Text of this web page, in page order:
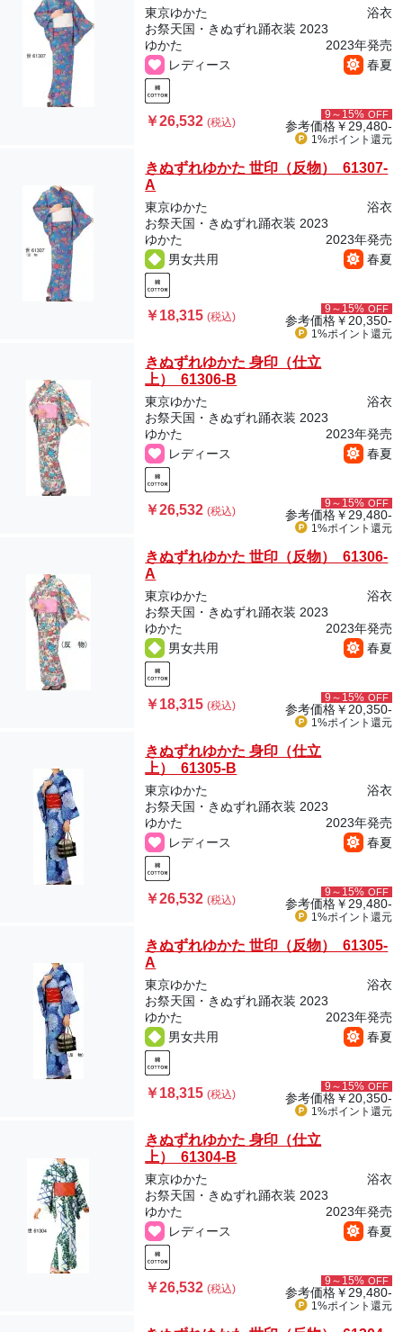
東京ゆかた
浴衣
お祭天国・きぬずれ踊衣装 2023
ゆかた
2023年発売
レディース
春夏
￥26,532(税込)
9～15% OFF
参考価格￥29,480-
1%ポイント 還元
きぬずれゆかた 世印（反物） 61307-
A
東京ゆかた
浴衣
お祭天国・きぬずれ踊衣装 2023
ゆかた
2023年発売
男女共用
春夏
￥18,315(税込)
9～15% OFF
参考価格￥20,350-
1%ポイント 還元
きぬずれゆかた 身印（仕立
上） 61306-B
東京ゆかた
浴衣
お祭天国・きぬずれ踊衣装 2023
ゆかた
2023年発売
レディース
春夏
￥26,532(税込)
9～15% OFF
参考価格￥29,480-
1%ポイント 還元
きぬずれゆかた 世印（反物） 61306-
A
東京ゆかた
浴衣
お祭天国・きぬずれ踊衣装 2023
ゆかた
2023年発売
男女共用
春夏
￥18,315(税込)
9～15% OFF
参考価格￥20,350-
1%ポイント 還元
きぬずれゆかた 身印（仕立
上） 61305-B
東京ゆかた
浴衣
お祭天国・きぬずれ踊衣装 2023
ゆかた
2023年発売
レディース
春夏
￥26,532(税込)
9～15% OFF
参考価格￥29,480-
1%ポイント 還元
きぬずれゆかた 世印（反物） 61305-
A
東京ゆかた
浴衣
お祭天国・きぬずれ踊衣装 2023
ゆかた
2023年発売
男女共用
春夏
￥18,315(税込)
9～15% OFF
参考価格￥20,350-
1%ポイント 還元
きぬずれゆかた 身印（仕立
上） 61304-B
東京ゆかた
浴衣
お祭天国・きぬずれ踊衣装 2023
ゆかた
2023年発売
レディース
春夏
￥26,532(税込)
9～15% OFF
参考価格￥29,480-
1%ポイント 還元